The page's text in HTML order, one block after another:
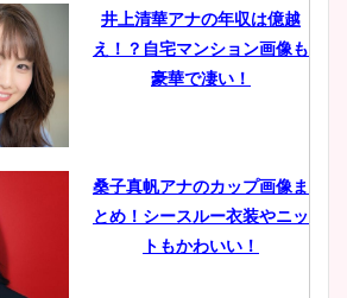
井上清華アナの年収は億越
え！？自宅マンション画像も
豪華で凄い！
桑子真帆アナのカップ画像ま
とめ！シースルー衣装やニッ
トもかわいい！